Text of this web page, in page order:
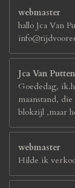
webmaster
hallo Jca Van
Jca Van Putten
Goededag,
maanstand,
blokzijl ,maar
webmaster
Hilde ik